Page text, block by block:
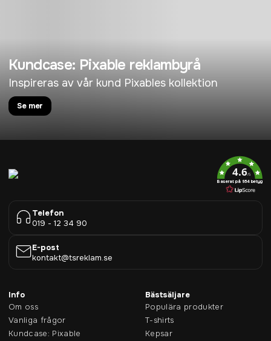
Kundcase: Pixable reklambyrå
Inspireras av vår kund Pixables kollektion
Se mer
4.6/5
Baserat på 954 betyg
Telefon
019 - 12 34 90
E-post
kontakt@tsreklam.se
Info
Om oss
Vanliga frågor
Kundcase: Pixable
Bästsäljare
Populära produkter
T-shirts
Kepsar